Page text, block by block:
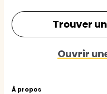
À propos
Trouver
Ouvrir